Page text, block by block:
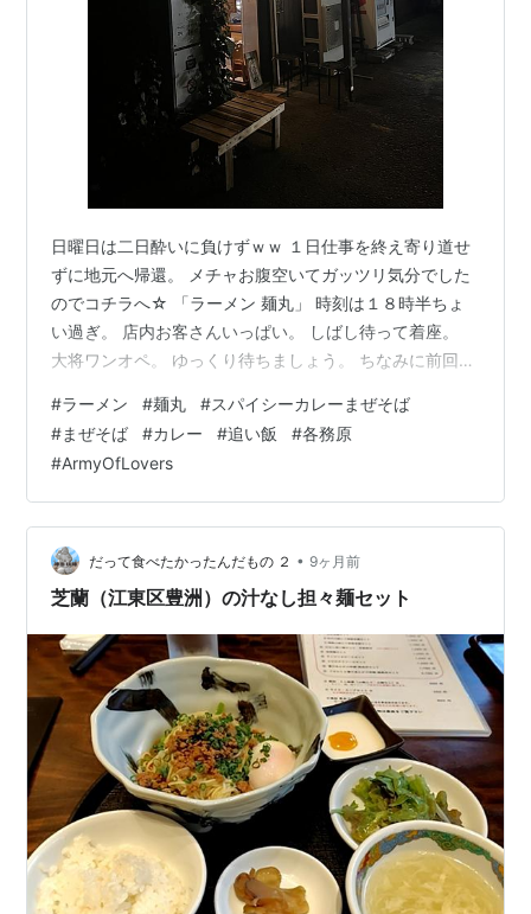
日曜日は二日酔いに負けずｗｗ １日仕事を終え寄り道せ
ずに地元へ帰還。 メチャお腹空いてガッツリ気分でした
のでコチラへ☆ 「ラーメン 麺丸」 時刻は１８時半ちょ
い過ぎ。 店内お客さんいっぱい。 しばし待って着座。
大将ワンオペ。 ゆっくり待ちましょう。 ちなみに前回の
ば」 ガッツリ系でカレーが食べたかったのよ☆ で、コチ
ラか丸和の「汁なしカレー」か迷いつつ。 辿り着いたコ
チラｗｗ 昨年の１１月にいただいた時にかなり好みだ
と。 良いヴィジュだね。 トッピングはカレーミンチ、メ
ンマ、生卵（卵黄）、コーン、玉ねぎ、背脂、ガーリッ
クチップス、ネギ、辛味。…
#ラーメン #麺丸 #スパイシーカレーまぜそば
#まぜそば #カレー #追い飯 #各務原
#ArmyOfLovers
だって食べたかったんだもの ２ • 9ヶ月前
芝蘭（江東区豊洲）の汁なし担々麺セット